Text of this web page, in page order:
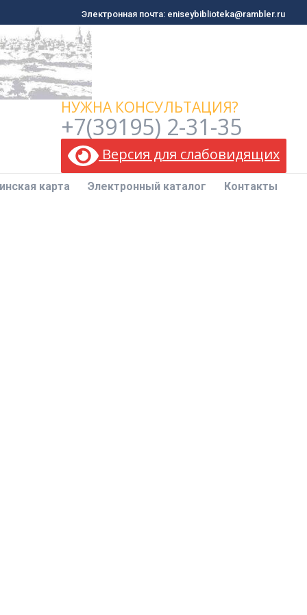
Электронная почта: eniseybiblioteka@rambler.ru
НУЖНА КОНСУЛЬТАЦИЯ?
+7(39195) 2-31-35
Версия для слабовидящих
карта Электронный каталог Контакты
Электронная почта: eniseybiblioteka@rambler.ru
карта Электронный каталог